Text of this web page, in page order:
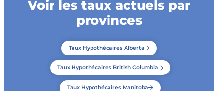
Voir les taux actuels par
provinces
Taux Hypothécaires Alberta
Taux Hypothécaires British Columbia
Taux Hypothécaires Manitoba